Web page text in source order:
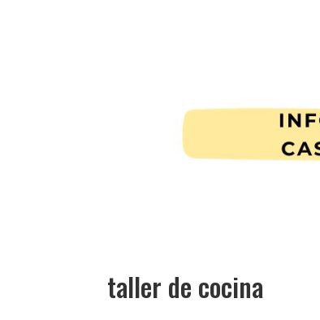
taller de cocina